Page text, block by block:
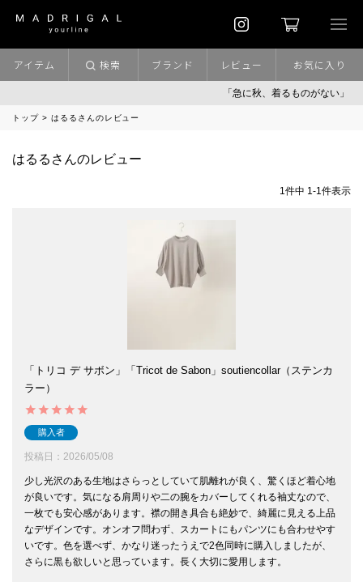
「急に秋、着るものがない」
アイテム 検索 ブランド レビュー お気に入り
トップ はるるさんのレビュー
はるるさんのレビュー
1件中 1-1件表示
「トリコ デ サボン」「Tricot de Sabon」soutiencollar（ステンカ
ラー）
購入者
投稿日 2026/05/08
少し光沢のある生地はさらっとしていて肌離れが良く、驚くほど着心地
が良いです。気になる肩周りや二の腕をカバーしてくれる袖丈なので、
一枚でも安心感があります。襟の開き具合も絶妙で、綺麗に見える上品
なデザインです。オンオフ問わず、スカートにもパンツにも合わせやす
いです。色を選べず、かなり迷ったうえで2色同時に購入しましたが、
さらに黒も欲しいと思っています。長く大切に愛用します。